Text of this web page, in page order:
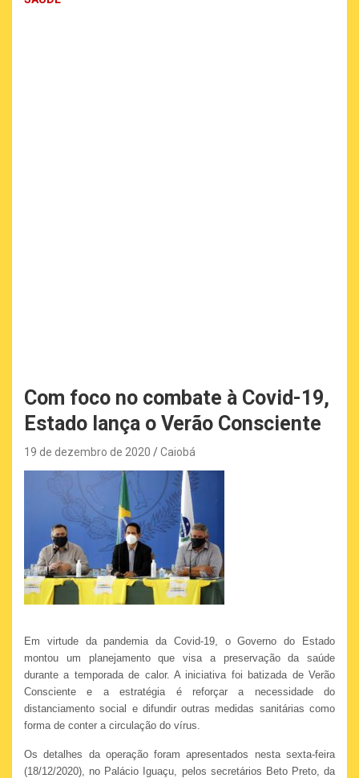
Com foco no combate à Covid-19,
Estado lança o Verão Consciente
19 de dezembro de 2020 Caiobá
Em virtude da pandemia da Covid-19, o Governo do Estado
montou um planejamento que visa a preservação da saúde
durante a temporada de calor. A iniciativa foi batizada de Verão
Consciente e a estratégia é reforçar a necessidade do
distanciamento social e difundir outras medidas sanitárias como
forma de conter a circulação do vírus.
Os detalhes da operação foram apresentados nesta sexta-feira
(18/12/2020), no Palácio Iguaçu, pelos secretários Beto Preto, da